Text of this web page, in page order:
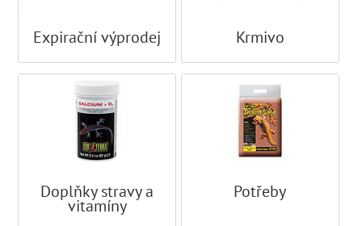
Expirační výprodej Krmivo
Doplňky stravy a
vitamíny
Potřeby